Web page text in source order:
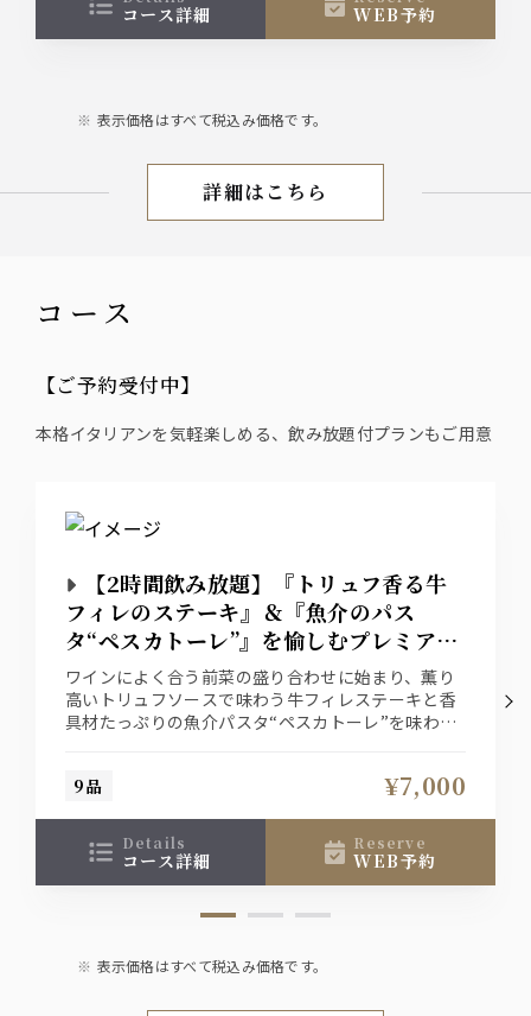
コース詳細 WEB予約
表示価格はすべて税込み価格です。
夏のプレミアムコース
詳細はこちら
コース
【ご予約受付中】
本格イタリアンを気軽楽しめる、飲み放題付プランもご用意
【2時間飲み放題】『トリュフ香る牛
フィレのステーキ』＆『魚介のパス
タ“ペスカトーレ”』を愉しむプレミアム
コース
ワインによく合う前菜の盛り合わせに始まり、薫り
高いトリュフソースで味わう牛フィレステーキと香
具材たっぷりの魚介パスタ“ペスカトーレ”を味わう
ビアンキ丸ノ内oazo店で是非愉しい時間をお過ごし
9品 ¥7,000
details
コース詳細
reserve
WEB予約
表示価格はすべて税込み価格です。